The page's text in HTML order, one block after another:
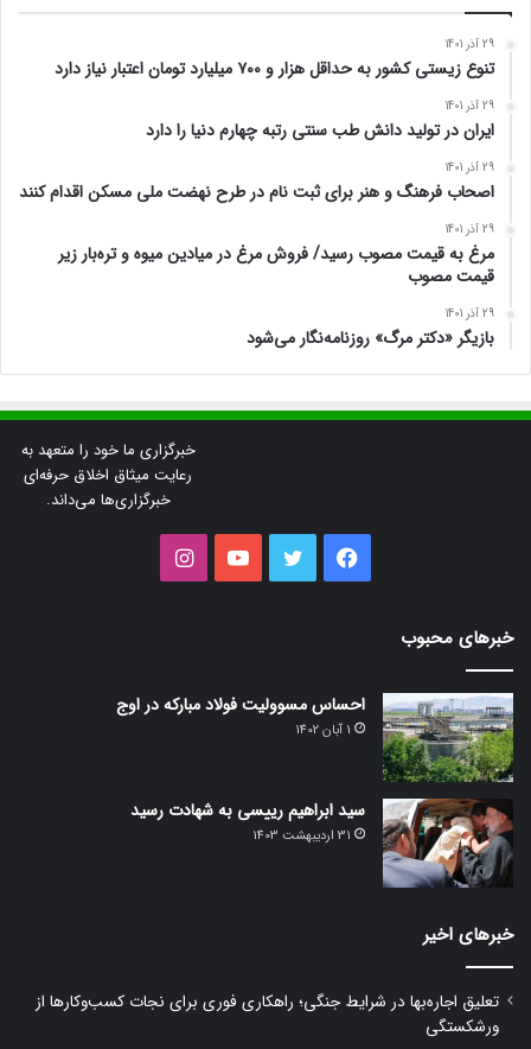
29 آذر 1401
تنوع زیستی کشور به حداقل هزار و ۷۰۰ میلیارد تومان اعتبار نیاز دارد
29 آذر 1401
ایران در تولید دانش طب سنتی رتبه چهارم دنیا را دارد
29 آذر 1401
اصحاب فرهنگ و هنر برای ثبت نام در طرح نهضت ملی مسکن اقدام کنند
29 آذر 1401
مرغ به قیمت مصوب رسید/ فروش مرغ در میادین میوه و تره‌بار زیر
قیمت مصوب
29 آذر 1401
بازیگر «دکتر مرگ» روزنامه‌نگار می‌شود
خبرگزاری ما خود را متعهد به
رعایت میثاق اخلاق حرفه‌ای
خبرگزاری‌ها می‌داند.
فیس
توییتر یوتیوب
خبرهای محبوب
احساس مسوولیت فولاد مبارکه در اوج
1 آبان 1402
سید ابراهیم رییسی به شهادت رسید
31 اردیبهشت 1403
خبرهای اخیر
تعلیق اجاره‌بها در شرایط جنگی؛ راهکاری فوری برای نجات کسب‌وکارها از
ورشکستگی